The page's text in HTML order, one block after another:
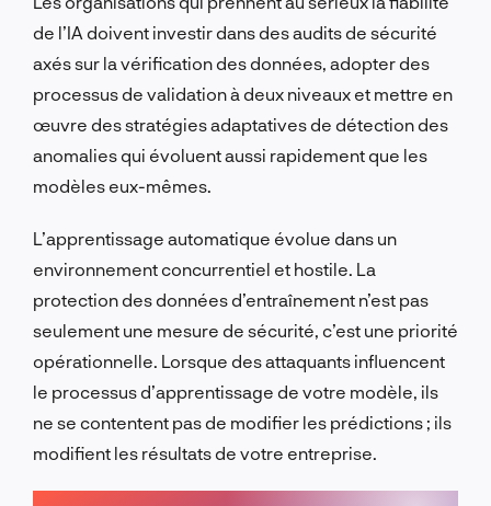
de l’IA doivent investir dans des audits de sécurité
axés sur la vérification des données, adopter des
processus de validation à deux niveaux et mettre en
œuvre des stratégies adaptatives de détection des
anomalies qui évoluent aussi rapidement que les
modèles eux-mêmes.
L’apprentissage automatique évolue dans un
environnement concurrentiel et hostile. La
protection des données d’entraînement n’est pas
seulement une mesure de sécurité, c’est une priorité
opérationnelle. Lorsque des attaquants influencent
le processus d’apprentissage de votre modèle, ils
ne se contentent pas de modifier les prédictions ; ils
modifient les résultats de votre entreprise.